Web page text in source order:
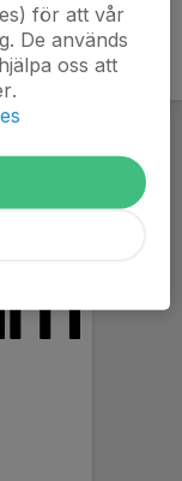
för att vår
De används
oss att